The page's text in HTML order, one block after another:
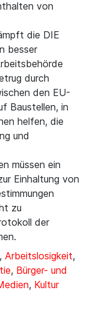
von
die DIE
besser
durch
den EU-
Baustellen, in
helfen, die
und
müssen ein
Einhaltung von
zu
der
, Arbeitslosigkeit,
, Bürger- und
, Kultur